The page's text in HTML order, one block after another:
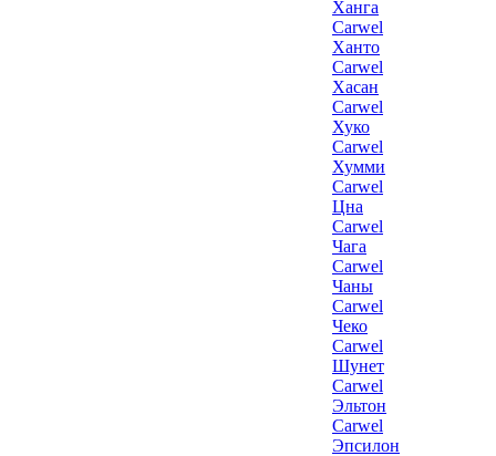
Ханга
Carwel
Ханто
Carwel
Хасан
Carwel
Хуко
Carwel
Хумми
Carwel
Цна
Carwel
Чага
Carwel
Чаны
Carwel
Чеко
Carwel
Шунет
Carwel
Эльтон
Carwel
Эпсилон